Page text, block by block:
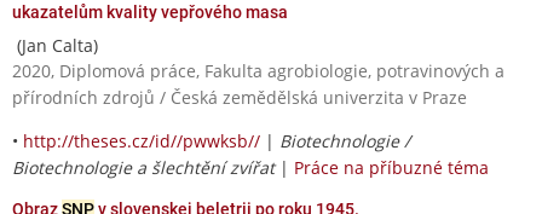
ukazatelům kvality vepřového masa
(Jan Calta)
2020, Diplomová práce, Fakulta agrobiologie, potravinových a
přírodních zdrojů / Česká zemědělská univerzita v Praze
• http://theses.cz/id//pwwksb// | Biotechnologie /
Biotechnologie a šlechtění zvířat| Práce na příbuzné téma
ObrazSNPv slovenskej beletrii po roku 1945.